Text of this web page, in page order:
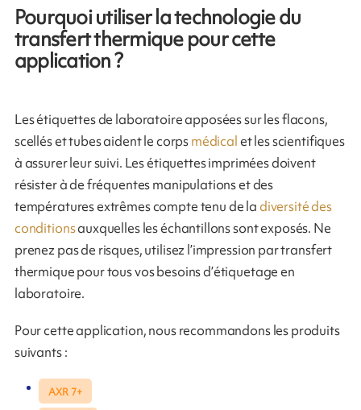
Pourquoi utiliser la technologie du
transfert thermique pour cette
application ?
Les étiquettes de laboratoire apposées sur les flacons,
scellés et tubes aident le corpsmédicalet les scientifiques
à assurer leur suivi. Les étiquettes imprimées doivent
résister à de fréquentes manipulations et des
températures extrêmes compte tenu de ladiversité des
conditionsauxquelles les échantillons sont exposés. Ne
prenez pas de risques, utilisez l’impression par transfert
thermique pour tous vos besoins d’étiquetage en
laboratoire.
Pour cette application, nous recommandons les produits
suivants :
AXR 7+